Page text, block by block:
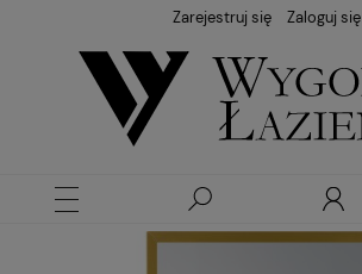
Zarejestruj się Zaloguj się